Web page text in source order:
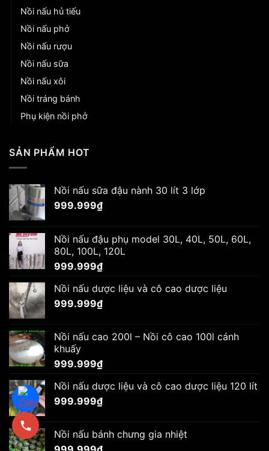
Nồi nấu hủ tiếu
Nồi nấu phở
Nồi nấu rượu
Nồi nấu sữa
Nồi nấu xôi
Nồi tráng bánh
Phụ kiện nồi phở
SẢN PHẨM HOT
Nồi nấu sữa đậu nành 30 lít 3 lớp
999.999₫
Nồi nấu đậu phụ model 30L, 40L, 50L, 60L,
80L, 100L, 120L
999.999₫
Nồi nấu dược liệu và cô cao dược liệu
999.999₫
Nồi nấu cao 200l – Nồi cô cao 100l cánh
khuấy
999.999₫
Nồi nấu dược liệu và cô cao dược liệu 120 lít
999.999₫
Nồi nấu bánh chưng gia nhiệt